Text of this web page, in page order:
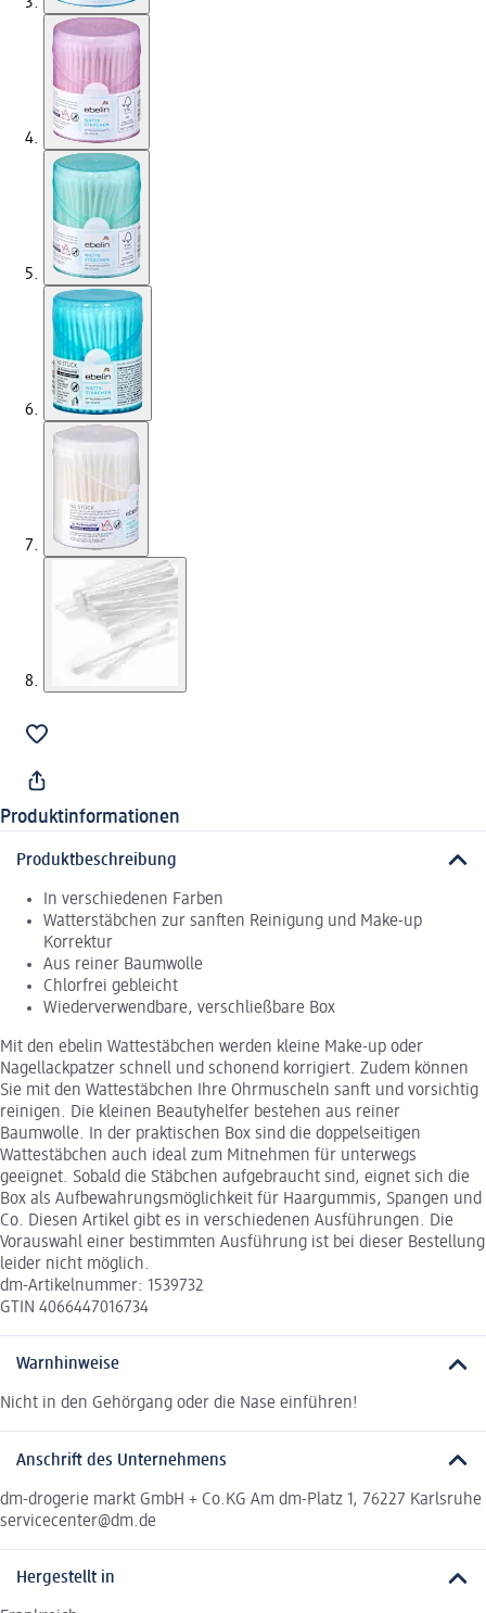
Produktinformationen
Produktbeschreibung
In verschiedenen Farben
Watterstäbchen zur sanften Reinigung und Make-up
Korrektur
Aus reiner Baumwolle
Chlorfrei gebleicht
Wiederverwendbare, verschließbare Box
Mit den ebelin Wattestäbchen werden kleine Make-up oder
Nagellackpatzer schnell und schonend korrigiert. Zudem können
Sie mit den Wattestäbchen Ihre Ohrmuscheln sanft und vorsichtig
reinigen. Die kleinen Beautyhelfer bestehen aus reiner
Baumwolle. In der praktischen Box sind die doppelseitigen
Wattestäbchen auch ideal zum Mitnehmen für unterwegs
geeignet. Sobald die Stäbchen aufgebraucht sind, eignet sich die
Box als Aufbewahrungsmöglichkeit für Haargummis, Spangen und
Co. Diesen Artikel gibt es in verschiedenen Ausführungen. Die
Vorauswahl einer bestimmten Ausführung ist bei dieser Bestellung
leider nicht möglich.
dm-Artikelnummer: 1539732
GTIN 4066447016734
Warnhinweise
Nicht in den Gehörgang oder die Nase einführen!
Anschrift des Unternehmens
dm-drogerie markt GmbH + Co.KG Am dm-Platz 1, 76227 Karlsruhe
servicecenter@dm.de
Hergestellt in